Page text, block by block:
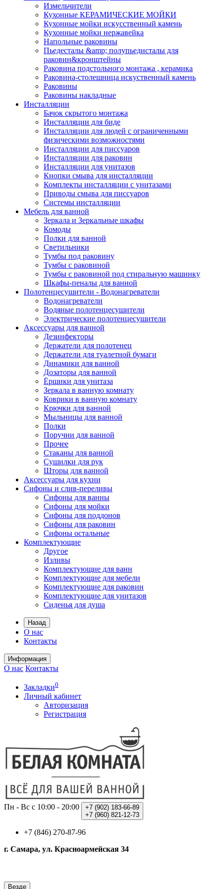
Измельчители
Кухонные КЕРАМИЧЕСКИЕ МОЙКИ
Кухонные мойки искусственный камень
Кухонные мойки нержавейка
Напольные раковины
Пьедесталы &amp; полупьедисталы для
раковин&кронштейны
Раковина подстольного монтажа , керамика
Раковина-столешница искуственный камень
Раковины
Раковины накладные
Инсталляции
Бачок скрытого монтажа
Инсталляции для биде
Инсталляции для людей с ограниченными
физическими возможностями
Инсталляции для писсуаров
Инсталляции для раковин
Инсталляции для унитазов
Кнопки смыва для инсталляции
Комплекты инсталляции с унитазами
Приводы смыва для писсуаров
Системы инсталляции
Мебель для ванной
Зеркала и Зеркальные шкафы
Комоды
Полки для ванной
Светильники
Тумбы под раковину
Тумбы с раковиной
Тумбы с раковиной под стиральную машинку
Шкафы-пеналы для ванной
Полотенцесушители - Водонагреватели
Водонагреватели
Водяные полотенцесушители
Электрические полотенцесушители
Аксессуары для ванной
Дезинфекторы
Держатели для полотенец
Держатели для туалетной бумаги
Динамики для ванной
Дозаторы для ванной
Ёршики для унитаза
Зеркала в ванную комнату
Коврики в ванную комнату
Крючки для ванной
Мыльницы для ванной
Полки
Поручни для ванной
Прочее
Стаканы для ванной
Сушилки для рук
Шторы для ванной
Аксессуары для кухни
Сифоны и слив-переливы
Сифоны для ванны
Сифоны для мойки
Сифоны для поддонов
Сифоны для раковин
Сифоны остальные
Комплектующие
Другое
Изливы
Комплектующие для ванн
Комплектующие для мебели
Комплектующие для раковин
Комплектующие для унитазов
Сиденья для душа
Назад
О нас
Контакты
Информация
О нас Контакты
Закладки0
Личный кабинет
Авторизация
Регистрация
Пн - Вс с 10:00 - 20:00 +7 (902) 183-66-89
+7 (960) 821-12-73
+7 (846) 270-87-96
г. Самара, ул. Красноармейская 34
Везде